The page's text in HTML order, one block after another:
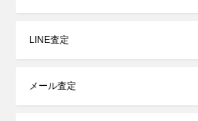
LINE査定
メール査定